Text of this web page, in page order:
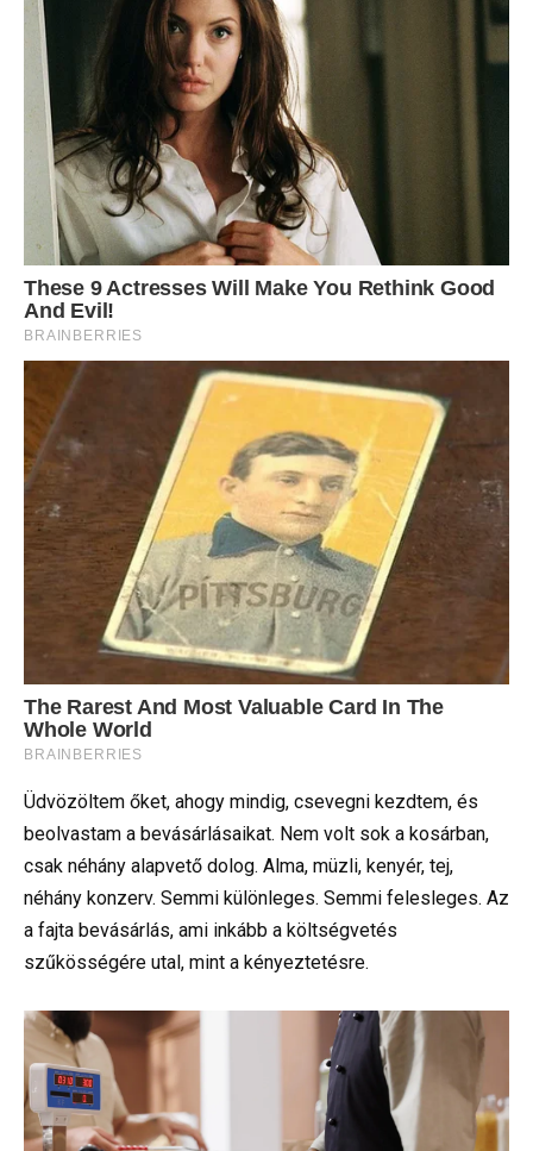
Üdvözöltem őket, ahogy mindig, csevegni kezdtem, és
beolvastam a bevásárlásaikat. Nem volt sok a kosárban,
csak néhány alapvető dolog. Alma, müzli, kenyér, tej,
néhány konzerv. Semmi különleges. Semmi felesleges. Az
a fajta bevásárlás, ami inkább a költségvetés
szűkösségére utal, mint a kényeztetésre.